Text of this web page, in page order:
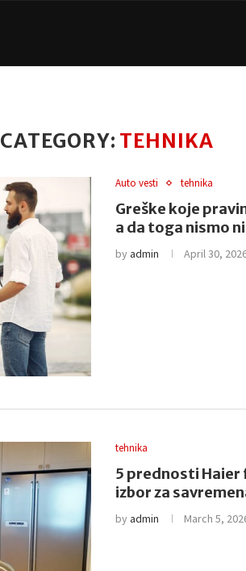
CATEGORY: TEHNIKA
Auto vesti tehnika
Greške koje
a da toga nismo
byadmin April 30,
tehnika
5 prednosti Haier
izbor za
byadmin March 5,